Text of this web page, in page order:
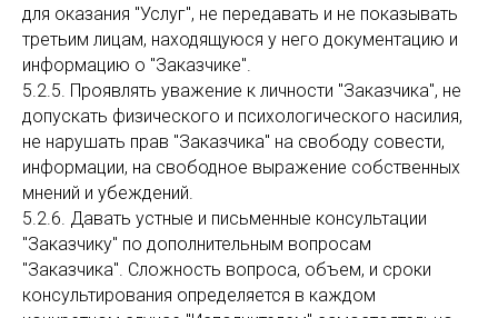
для оказания "Услуг", не передавать и не показывать
третьим лицам, находящуюся у него документацию и
информацию о "Заказчике".
5.2.5. Проявлять уважение к личности "Заказчика", не
допускать физического и психологического насилия,
не нарушать прав "Заказчика" на свободу совести,
информации, на свободное выражение собственных
мнений и убеждений.
5.2.6. Давать устные и письменные консультации
"Заказчику" по дополнительным вопросам
"Заказчика". Сложность вопроса, объем, и сроки
консультирования определяется в каждом